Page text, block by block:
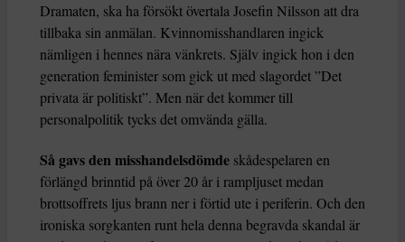
Dramaten, ska ha försökt övertala Josefin Nilsson att dra
tillbaka sin anmälan. Kvinnomisshandlaren ingick
nämligen i hennes nära vänkrets. Själv ingick hon i den
generation feminister som gick ut med slagordet ”Det
privata är politiskt”. Men när det kommer till
personalpolitik tycks det omvända gälla.
Så gavs den misshandelsdömde skådespelaren en
förlängd brinntid på över 20 år i rampljuset medan
brottsoffrets ljus brann ner i förtid ute i periferin. Och den
ironiska sorgkanten runt hela denna begravda skandal är